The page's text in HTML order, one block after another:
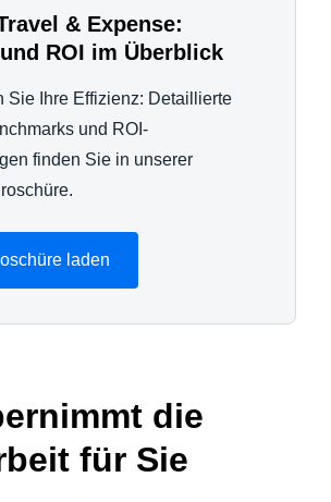
& Expense:
ROI im Überblick
Sie Ihre Effizienz: Detaillierte
und ROI-
finden Sie in unserer
laden
die
für Sie